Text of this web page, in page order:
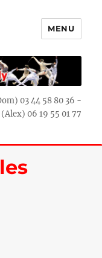
MENU
03 44 58 80 36 -
06 19 55 01 77